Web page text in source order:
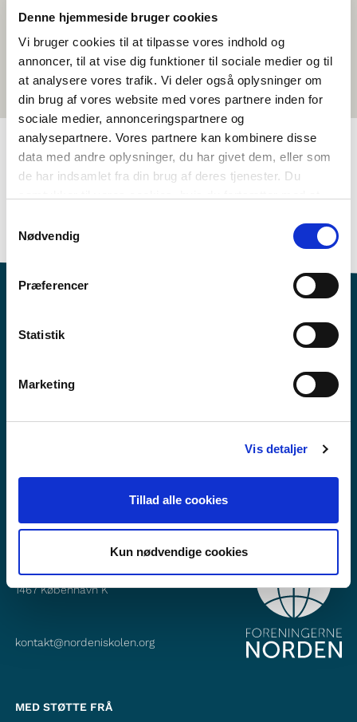
Denne hjemmeside bruger cookies
Vi bruger cookies til at tilpasse vores indhold og
annoncer, til at vise dig funktioner til sociale medier og til
at analysere vores trafik. Vi deler også oplysninger om
din brug af vores website med vores partnere inden for
sociale medier, annonceringspartnere og
analysepartnere. Vores partnere kan kombinere disse
data med andre oplysninger, du har givet dem, eller som
de har indsamlet fra din brug af deres tjenester. Du
Nødvendig
Præferencer
Statistik
Marketing
Vis detaljer
Tillad alle cookies
Kun nødvendige cookies
TAGS
Språk
Aktivitetsframlegg
>3 skuletimar
Vandkunsten 12
1467København K
kontakt@nordeniskolen.org
MED STØTTE FRÅ